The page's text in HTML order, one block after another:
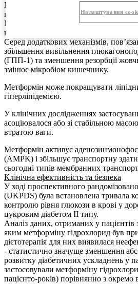
Метформін полегшує периферичне
глюкози, частково за рахунок
Метформін змінює обіг глюкози в
кровообігу збільшується, а
Серед додаткових механізмів,
збільшення вивільнення
(ГПП-1) та зменшення резорбції
змінює мікробіом кишечнику.
Метформін може покращувати
гіперліпідемією.
У клінічних дослідженнях
асоціювалося або зі стабільною
втратою ваги.
Метформін активує
(AMPK) і збільшує транспортну
сьогодні типів мембранних
Клінічна ефективність та безпека
У ході проспективного
(UKPDS) була встановлена тривала
контролю рівня глюкози в крові у
цукровим діабетом ІІ типу.
Аналіз даних, отриманих у
яким метформіну гідрохлорид був
дієтотерапія для них виявилася
- статистично значуще зменшення
розвитку діабетичних ускладнень у
застосовували метформіну
пацієнто-років) порівнянно з окремо
Налаштування